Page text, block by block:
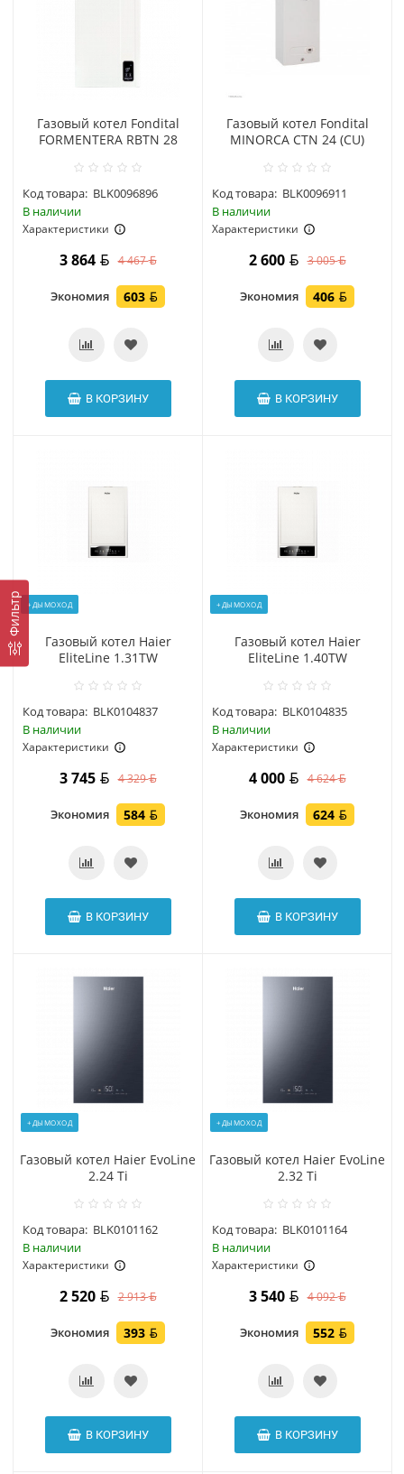
Фильтр
Газовый котел Fondital
FORMENTERA RBTN 28
Код товара: BLK0096896
В наличии
Характеристики
3 864 4 467
Экономия 603
В КОРЗИНУ
Газовый котел Fondital
MINORCA CTN 24 (CU)
Код товара: BLK0096911
В наличии
Характеристики
2 600 3 005
Экономия 406
В КОРЗИНУ
+ДЫМОХОД
Газовый котел Haier
EliteLine 1.31TW
Код товара: BLK0104837
В наличии
Характеристики
3 745 4 329
Экономия 584
В КОРЗИНУ
+ДЫМОХОД
Газовый котел Haier
EliteLine 1.40TW
Код товара: BLK0104835
В наличии
Характеристики
4 000 4 624
Экономия 624
В КОРЗИНУ
+ДЫМОХОД
Газовый котел Haier EvoLine
2.24 Ti
Код товара: BLK0101162
В наличии
Характеристики
2 520 2 913
Экономия 393
В КОРЗИНУ
+ДЫМОХОД
Газовый котел Haier EvoLine
2.32 Ti
Код товара: BLK0101164
В наличии
Характеристики
3 540 4 092
Экономия 552
В КОРЗИНУ